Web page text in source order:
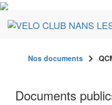
Nos documents
Documents